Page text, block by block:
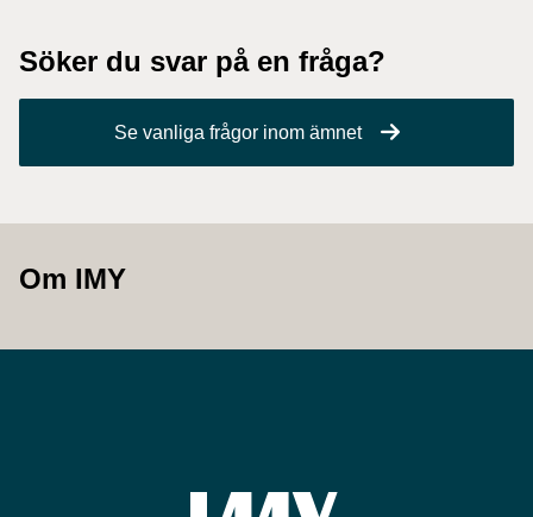
Söker du svar på en fråga?
Se vanliga frågor inom ämnet
Om IMY